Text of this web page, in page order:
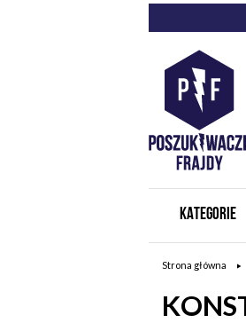
KATEGORIE
Strona główna